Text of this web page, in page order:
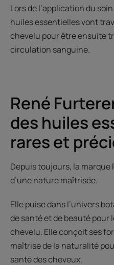
Lors de l’application du
huiles essentielles vont
chevelu pour être ensuite
circulation sanguine.
René
des huiles
rares et
Depuis toujours, la marque
d’une nature maîtrisée.
Elle puise dans l’univers
de santé et de beauté pour
chevelu. Elle conçoit ses
maîtrise de la naturalité
santé des cheveux.